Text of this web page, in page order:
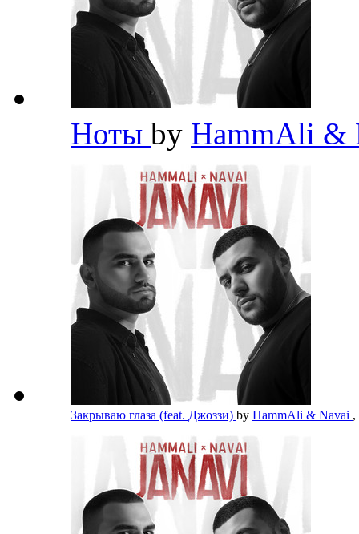
Ноты by HammAli &
Закрываю глаза (feat. Джоззи) by HammAli & Navai ,